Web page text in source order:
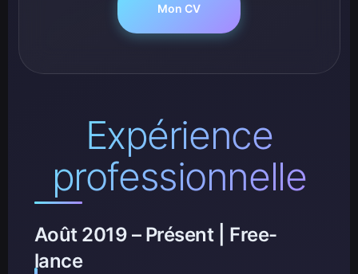
Mon CV
Expérience
professionnelle
Août 2019 – Présent | Free-
lance